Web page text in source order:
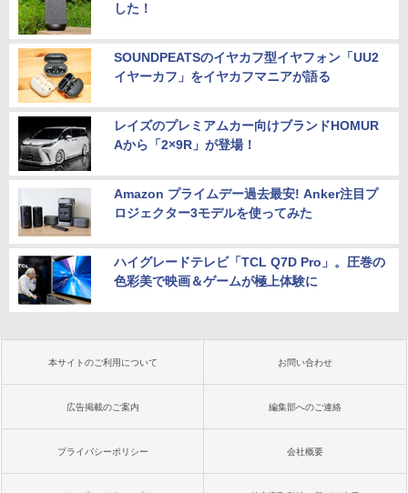
した！
SOUNDPEATSのイヤカフ型イヤフォン「UU2
イヤーカフ」をイヤカフマニアが語る
レイズのプレミアムカー向けブランドHOMUR
Aから「2×9R」が登場！
Amazon プライムデー過去最安! Anker注目プ
ロジェクター3モデルを使ってみた
ハイグレードテレビ「TCL Q7D Pro」。圧巻の
色彩美で映画＆ゲームが極上体験に
本サイトのご利用について お問い合わせ
広告掲載のご案内 編集部へのご連絡
プライバシーポリシー 会社概要